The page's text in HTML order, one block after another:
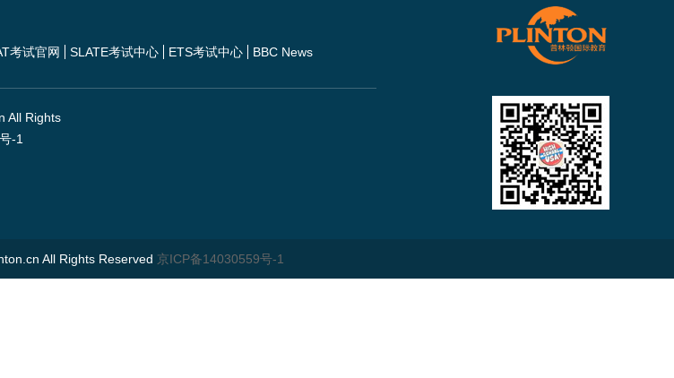
考试官网 SLATE考试中心 ETS考试中心 BBC News
All Rights
-1
All Rights Reserved 京ICP备14030559号-1